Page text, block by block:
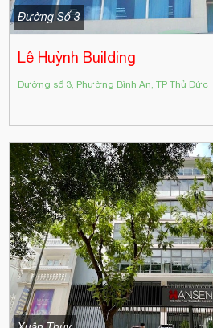
Đường Số 3
Lê Huỳnh Building
Đường số 3, Phường Bình An, TP Thủ Đức